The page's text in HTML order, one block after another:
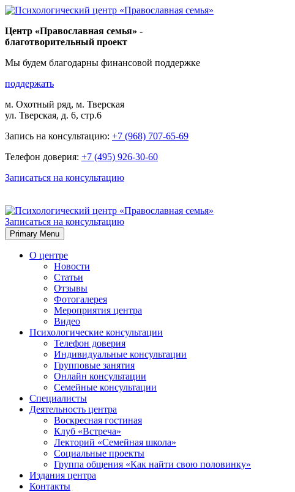
Skip
content
Центр «Православная семья» -
благотворительный проект
Мы будем благодарны финансовой поддержке
поддержать
м. Охотный ряд, м. Тверская
ул. Тверская, д. 6, стр.6
Запись на консультацию: +7 (968) 707-65-69
Телефон доверия: +7 (495) 926-30-60
Записаться на консультацию
Записаться на консультацию
Primary Menu
О центре
Новости
Статьи
Отзывы
Фотогалерея
Мероприятия центра
Видео
Психологические консультации
Телефон доверия
Индивидуальные консультации
Групповые занятия
Онлайн консультации
Семейные консультации
Специалисты
Деятельность центра
Воскресная гостиная
Клуб «Встреча»
Лекторий «Семейная школа»
Социальные проекты
Группа общения «Как найти свою половинку»
Издания центра
Контакты